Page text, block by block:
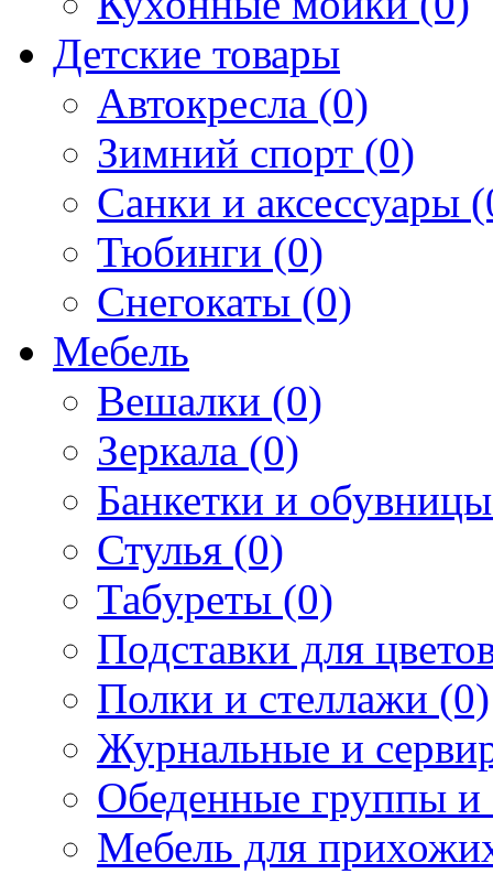
Детские товары
Автокресла (0)
Зимний спорт (0)
Санки и аксессуары
Тюбинги (0)
Снегокаты (0)
Мебель
Вешалки (0)
Зеркала (0)
Банкетки и
Стулья (0)
Табуреты (0)
Подставки для
Полки и стеллажи (0)
Журнальные и
Обеденные группы и
Мебель для